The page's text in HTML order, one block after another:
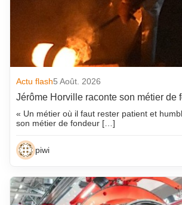
Actu flash5 Août. 2026
Jérôme Horville raconte son métier de
« Un métier où il faut rester patient et
son métier de fondeur […]
piwi